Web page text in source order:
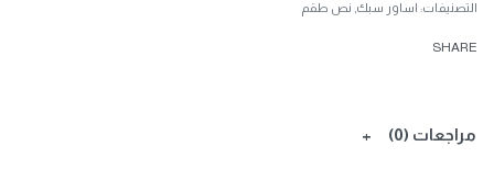
التصنيفات: اساور سبك نص طقم
SHARE
مراجعات (0)